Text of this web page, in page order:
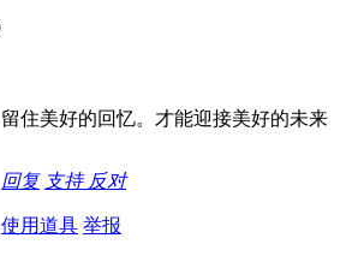
留住美好的回忆。才能迎接美好的未来
回复 支持 反对
使用道具 举报